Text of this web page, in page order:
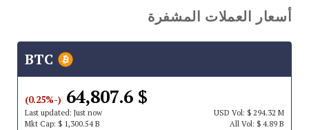
أسعار العملات المشفرة
$ 64,807.6
(-0.25%)
Last updated: Just now USDVol: $ 294.32 M
Mkt Cap: $ 1,300.54 B All Vol: $ 4.89 B